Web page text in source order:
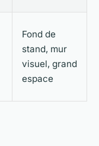
Fond de
stand, mur
visuel, grand
espace